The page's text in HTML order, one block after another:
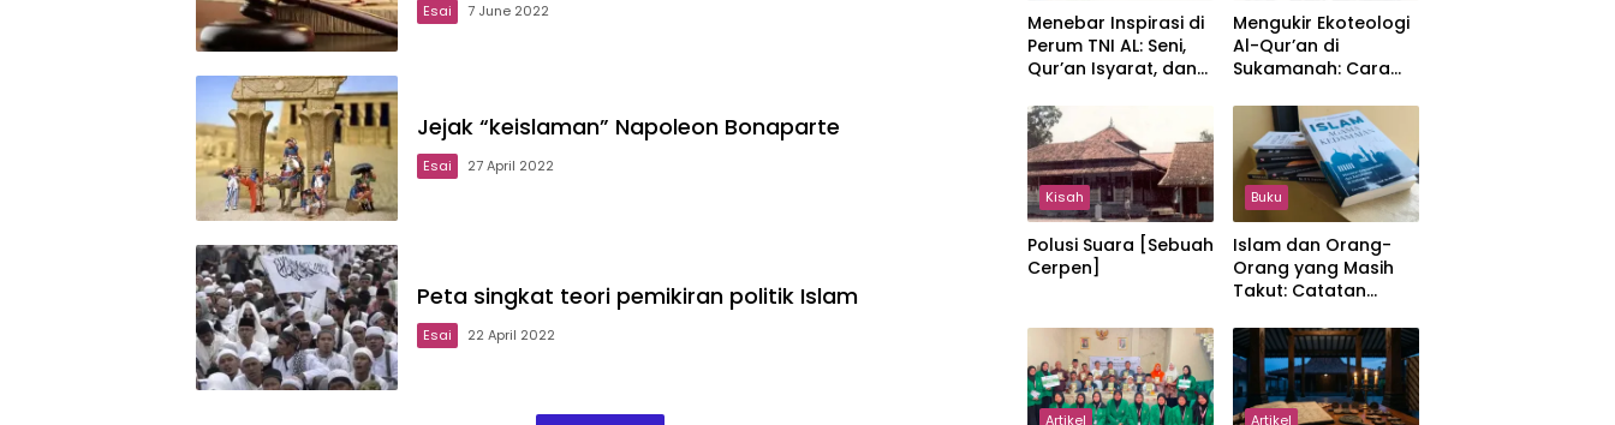
Esai 7 June 2022
Jejak “keislaman” Napoleon Bonaparte
Esai 27 April 2022
Peta singkat teori pemikiran politik Islam
Esai 22 April 2022
Menebar Inspirasi di
Perum TNI AL: Seni,
Qur’an Isyarat, dan
Hangat
Mengukir Ekoteologi
Al-Qur’an di
Sukamanah: Cara
Jakarta Menjaga
Bumi Jonggol
Kisah
Polusi Suara [Sebuah
Cerpen]
Buku
Islam dan Orang-
Orang yang Masih
Takut: Catatan
Kemajemukan, dan
Negara dalam
Pemikiran Masykuri
Abdillah
Artikel Artikel